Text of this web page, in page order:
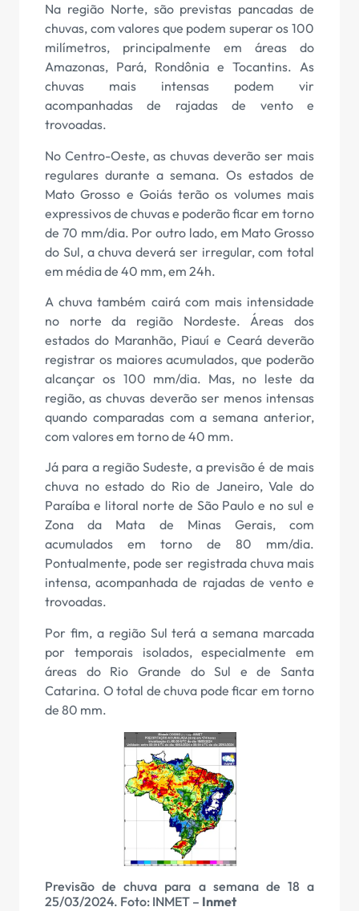
Na região Norte, são previstas pancadas de
chuvas, com valores que podem superar os 100
milímetros, principalmente em áreas do
Amazonas, Pará, Rondônia e Tocantins. As
chuvas mais intensas podem vir
acompanhadas de rajadas de vento e
trovoadas.
No Centro-Oeste, as chuvas deverão ser mais
regulares durante a semana. Os estados de
Mato Grosso e Goiás terão os volumes mais
expressivos de chuvas e poderão ficar em torno
de 70 mm/dia. Por outro lado, em Mato Grosso
do Sul, a chuva deverá ser irregular, com total
em média de 40 mm, em 24h.
A chuva também cairá com mais intensidade
no norte da região Nordeste. Áreas dos
estados do Maranhão, Piauí e Ceará deverão
registrar os maiores acumulados, que poderão
alcançar os 100 mm/dia. Mas, no leste da
região, as chuvas deverão ser menos intensas
quando comparadas com a semana anterior,
com valores em torno de 40 mm.
Já para a região Sudeste, a previsão é de mais
chuva no estado do Rio de Janeiro, Vale do
Paraíba e litoral norte de São Paulo e no sul e
Zona da Mata de Minas Gerais, com
acumulados em torno de 80 mm/dia.
Pontualmente, pode ser registrada chuva mais
intensa, acompanhada de rajadas de vento e
trovoadas.
Por fim, a região Sul terá a semana marcada
por temporais isolados, especialmente em
áreas do Rio Grande do Sul e de Santa
Catarina. O total de chuva pode ficar em torno
de 80 mm.
Previsão de chuva para a semana de 18 a
25/03/2024. Foto: INMET – Inmet